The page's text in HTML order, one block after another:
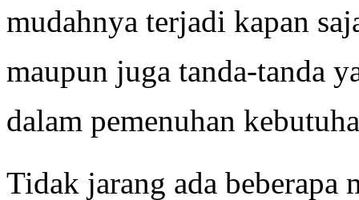
mudahnya terjadi kapan
maupun juga tanda-tanda
dalam pemenuhan
Tidak jarang ada beberapa